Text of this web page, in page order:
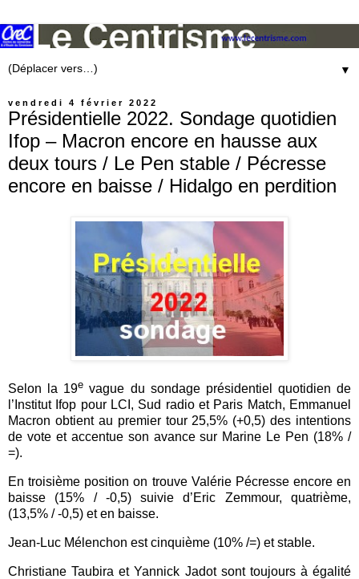
▼
vendredi 4 février 2022
Présidentielle 2022. Sondage quotidien
Ifop – Macron encore en hausse aux
deux tours / Le Pen stable / Pécresse
encore en baisse / Hidalgo en perdition
Selon la 19e vague du sondage présidentiel quotidien de
l’Institut Ifop pour LCI, Sud radio et Paris Match, Emmanuel
Macron obtient au premier tour 25,5% (+0,5) des intentions
de vote et accentue son avance sur Marine Le Pen (18% /
=).
En troisième position on trouve Valérie Pécresse encore en
baisse (15% / -0,5) suivie d’Eric Zemmour, quatrième,
(13,5% / -0,5) et en baisse.
Jean-Luc Mélenchon est cinquième (10% /=) et stable.
Christiane Taubira et Yannick Jadot sont toujours à égalité